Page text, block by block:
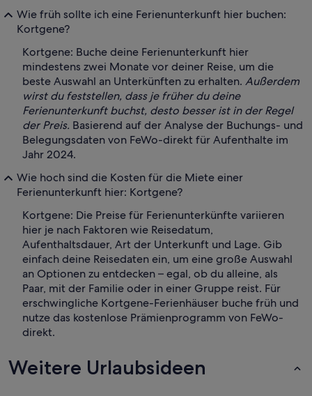
Wie früh sollte ich eine Ferienunterkunft hier buchen:
Kortgene?
Kortgene: Buche deine Ferienunterkunft hier
mindestens zwei Monate vor deiner Reise, um die
beste Auswahl an Unterkünften zu erhalten. Außerdem
wirst du feststellen, dass je früher du deine
Ferienunterkunft buchst, desto besser ist in der Regel
der Preis. Basierend auf der Analyse der Buchungs- und
Belegungsdaten von FeWo-direkt für Aufenthalte im
Jahr 2024.
Wie hoch sind die Kosten für die Miete einer
Ferienunterkunft hier: Kortgene?
Kortgene: Die Preise für Ferienunterkünfte variieren
hier je nach Faktoren wie Reisedatum,
Aufenthaltsdauer, Art der Unterkunft und Lage. Gib
einfach deine Reisedaten ein, um eine große Auswahl
an Optionen zu entdecken – egal, ob du alleine, als
Paar, mit der Familie oder in einer Gruppe reist. Für
erschwingliche Kortgene-Ferienhäuser buche früh und
nutze das kostenlose Prämienprogramm von FeWo-
direkt.
Weitere Urlaubsideen